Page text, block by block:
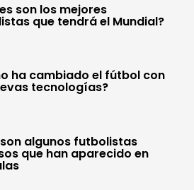
son los mejores
que tendrá el Mundial?
ha cambiado el fútbol con
tecnologías?
algunos futbolistas
que han aparecido en